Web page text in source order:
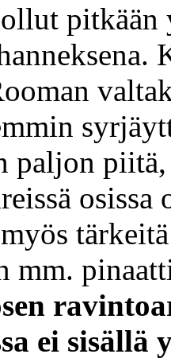
paljon
mm.
ei